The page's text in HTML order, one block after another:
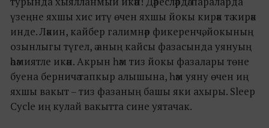
үзеңне яхшы хис итү өчен яхшы йокы кирәк тә кирәк
инде. Ләкин, кайбер галимнәр фикеренчә, йокының
озынлыгы түгел, ә аның кайсы фазасында уянуың
әһәмиятле икән. Акрын һәм тиз йокы фазалары төне
буена берничә тапкыр алышына, һәм уяну өчен иң
яхшы вакыт – тиз фазаның башы яки ахыры. Sleep
Cycle иң кулай вакытта сине уятачак.